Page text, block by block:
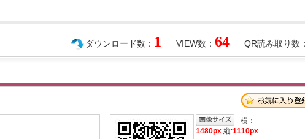
QR読み取り数：
VIEW数： 64
ダウンロード数： 1
横：
1480px 縦:1110px